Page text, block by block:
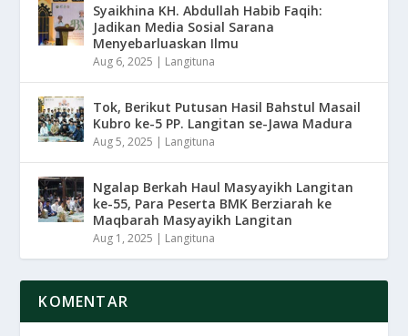
Syaikhina KH. Abdullah Habib Faqih:
Jadikan Media Sosial Sarana
Menyebarluaskan Ilmu
Aug 6, 2025 | Langituna
Tok, Berikut Putusan Hasil Bahstul Masail
Kubro ke-5 PP. Langitan se-Jawa Madura
Aug 5, 2025 | Langituna
Ngalap Berkah Haul Masyayikh Langitan
ke-55, Para Peserta BMK Berziarah ke
Maqbarah Masyayikh Langitan
Aug 1, 2025 | Langituna
KOMENTAR